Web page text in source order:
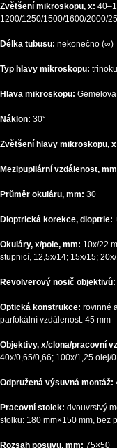
Zvětšení mikroskopu, x:
1200/1250/1500/1600/2000/
Délka tubusu: nekonečno (∞)
Typ hlavy mikroskopu:
Hlava mikroskopu:
Náklon: 30°
Zvětšení hlavy mikroskopu,
Mezipupilární vzdálenost,
Průměr okuláru, mm: 30
Dioptrická korekce, dioptrie:
Okuláry, x/pole, mm: 10x/22
stupnicí, 12,5x/14; 15x/15;
Revolverový nosič objektivů:
Optická konstrukce: rovinné
parfokální vzdálenost: 45 mm
Objektivy, x/clona/pracovní
40x/0,65/0,66; 100x/1,25 olej/
Odpružená výsuvná montáž:
Pracovní stolek: dvouvrstvý
stolku: 180 mm×150 mm, bez
Rozsah posuvu, mm: 75×50